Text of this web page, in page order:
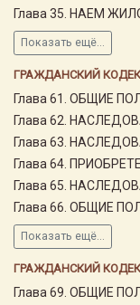
Глава 35. НАЕМ
Показать ещё...
ГРАЖДАНСКИЙ
Глава 61. ОБЩИЕ
Глава 62.
Глава 63.
Глава 64.
Глава 65.
Глава 66. ОБЩИЕ
Показать ещё...
ГРАЖДАНСКИЙ
Глава 69. ОБЩИЕ